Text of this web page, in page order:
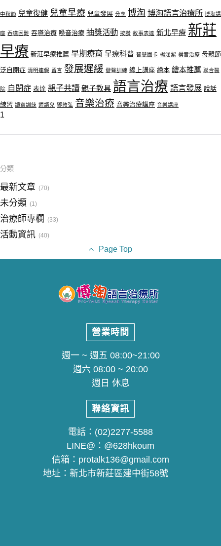
中秋節 兒童復健 兒童早療 兒童發展 分享 博淘 博淘語言治療所 博淘講
座 吞嚥困難 吞嚥治療 嗓音治療 抽獎活動 按讚 敘事表達 新北早療 新莊
早療 新莊早療推薦 早期療育 早療科普 智慧圖卡 楊涵絜 構音治療 母親節
泛自閉症 清明連假 留言 發展遲緩 發聲訓練 線上講座 繪本 繪本推薦 聯合醫
院 自閉症 表達 親子共讀 親子教具 語言治療 語言發展 說話
練習 讀寫訓練 遲語兒 鄧敦弘 音樂治療 音樂治療講座 音樂講座
1
分類
最新文章 (70)
未分類 (1)
治療師專欄 (33)
活動資訊 (40)
Page Top
營業時間
週一 ~ 週五 08:00~21:00
週六 08:00 ~ 20:00
週日 休息
聯絡資訊
電話： (02)2277-5588
LINE@： @628hkoum
信箱： protalk136@gmail.com
地址： 新北市新莊區建中街58號